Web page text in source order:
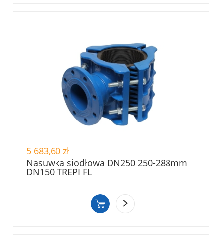
5 683,60 zł
Nasuwka siodłowa DN250 250-288mm
DN150 TREPI FL